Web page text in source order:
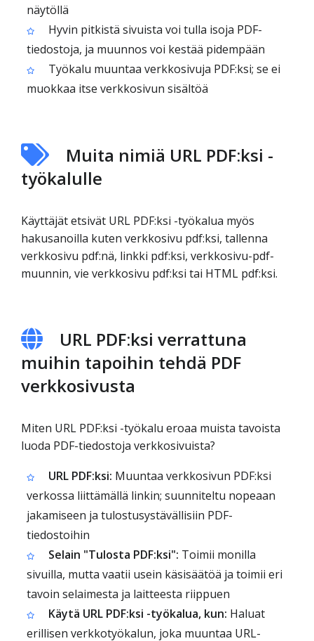
näytöllä
Hyvin pitkistä sivuista voi tulla isoja PDF-
tiedostoja, ja muunnos voi kestää pidempään
Työkalu muuntaa verkkosivuja PDF:ksi; se ei
muokkaa itse verkkosivun sisältöä
Muita nimiä URL PDF:ksi -
työkalulle
Käyttäjät etsivät URL PDF:ksi -työkalua myös
hakusanoilla kuten verkkosivu pdf:ksi, tallenna
verkkosivu pdf:nä, linkki pdf:ksi, verkkosivu-pdf-
muunnin, vie verkkosivu pdf:ksi tai HTML pdf:ksi.
URL PDF:ksi verrattuna
muihin tapoihin tehdä PDF
verkkosivusta
Miten URL PDF:ksi -työkalu eroaa muista tavoista
luoda PDF-tiedostoja verkkosivuista?
URL PDF:ksi: Muuntaa verkkosivun PDF:ksi
verkossa liittämällä linkin; suunniteltu nopeaan
jakamiseen ja tulostusystävällisiin PDF-
tiedostoihin
Selain "Tulosta PDF:ksi": Toimii monilla
sivuilla, mutta vaatii usein käsisäätöä ja toimii eri
tavoin selaimesta ja laitteesta riippuen
Käytä URL PDF:ksi -työkalua, kun: Haluat
erillisen verkkotyökalun, joka muuntaa URL-